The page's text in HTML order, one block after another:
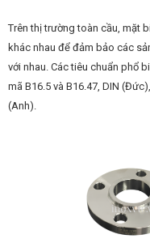
Trên thị trường toàn cầu, mặt
khác nhau để đảm bảo các
với nhau. Các tiêu chuẩn phổ
mã B16.5 và B16.47, DIN
(Anh).